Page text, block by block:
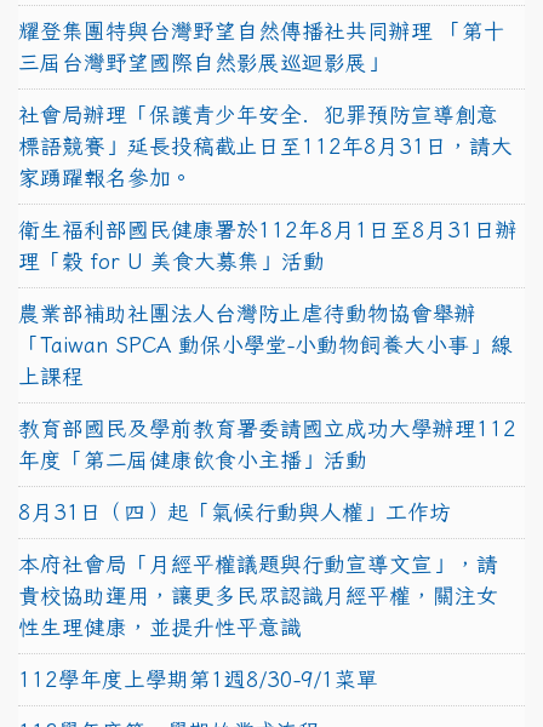
耀登集團特與台灣野望自然傳播社共同辦理 「第十
三屆台灣野望國際自然影展巡迴影展」
社會局辦理「保護青少年安全．犯罪預防宣導創意
標語競賽」延長投稿截止日至112年8月31日，請大
家踴躍報名參加。
衛生福利部國民健康署於112年8月1日至8月31日辦
理「穀 for U 美食大募集」活動
農業部補助社團法人台灣防止虐待動物協會舉辦
「Taiwan SPCA 動保小學堂-小動物飼養大小事」線
上課程
教育部國民及學前教育署委請國立成功大學辦理112
年度「第二屆健康飲食小主播」活動
8月31日（四）起「氣候行動與人權」工作坊
本府社會局「月經平權議題與行動宣導文宣」，請
貴校協助運用，讓更多民眾認識月經平權，關注女
性生理健康，並提升性平意識
112學年度上學期第1週8/30-9/1菜單